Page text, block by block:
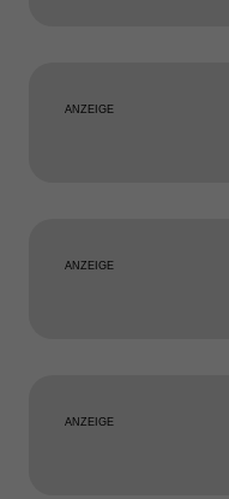
ANZEIGE
ANZEIGE
ANZEIGE